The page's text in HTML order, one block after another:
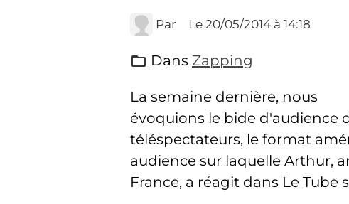
Par Le 20/05/2014 à 14:18
Dans Zapping
La semaine dernière, nous
évoquions le bide d'audience
téléspectateurs, le format
audience sur laquelle Arthur,
France, a réagit dans Le Tube